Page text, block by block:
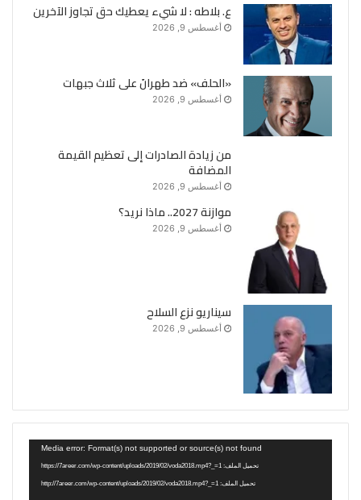
ع. بلاطه : لا شيء يعطيك حق تجاوز الآخرين
أغسطس 9, 2026
«الحلف» ضد طهرانَ على ثلاث جبهات
أغسطس 9, 2026
من زيادة الصادرات إلى تعظيم القيمة
المضافة
أغسطس 9, 2026
موازنة 2027.. ماذا نريد؟
أغسطس 9, 2026
سيناريو نزع السلاح
أغسطس 9, 2026
Media error: Format(s) not supported or source(s) not found
تحميل الملف: https://7areer.com/wp-content/uploads/2019/02/voda2018.mp4?_=1
تحميل الملف: http://7areer.com/wp-content/uploads/2019/02/voda2018.mp4?_=1